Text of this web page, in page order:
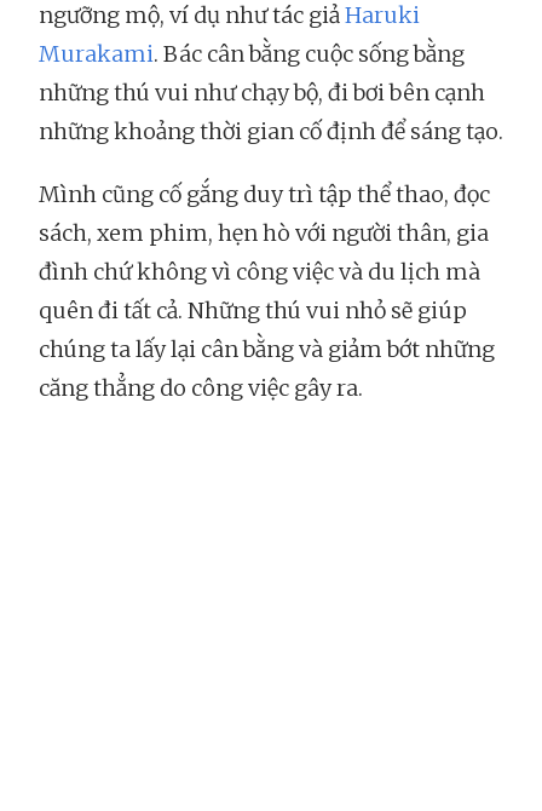
ngưỡng mộ, ví dụ như tác giảHaruki
Murakami. Bác cân bằng cuộc sống bằng
những thú vui như chạy bộ, đi bơi bên cạnh
những khoảng thời gian cố định để sáng tạo.
Mình cũng cố gắng duy trì tập thể thao, đọc
sách, xem phim, hẹn hò với người thân, gia
đình chứ không vì công việc và du lịch mà
quên đi tất cả. Những thú vui nhỏ sẽ giúp
chúng ta lấy lại cân bằng và giảm bớt những
căng thẳng do công việc gây ra.